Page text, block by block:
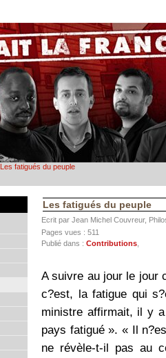
Les fatigués du peuple
Les fatigués du peuple
Ecrit par Jean Michel Couvreur,
Pages vues : 511
Publié dans : Contributions
A suivre au jour le jour
c?est, la fatigue qui
ministre affirmait, il y
pays fatigué ». « Il
ne révèle-t-il pas au